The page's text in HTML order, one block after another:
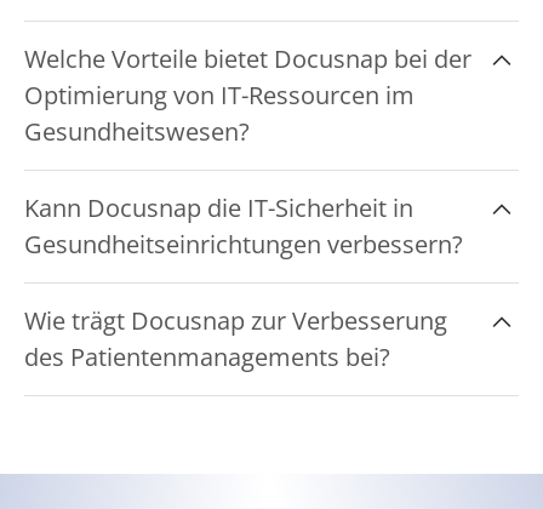
Gesundheitseinrichtungen die Einhaltung
strenger Datenschutz- und Compliance-
Vorgaben wie der DSGVO sicherstellen, indem
detaillierte Berichte und regelmäßige Audits
durchgeführt werden.
Welche Vorteile bietet Docusnap bei der
Optimierung von IT-Ressourcen im
Gesundheitswesen?
Nutzung und Auslastung von IT-Ressourcen,
was Gesundheitseinrichtungen bei der
optimalen Planung und Nutzung ihrer IT-
Infrastruktur unterstützt.
Kann Docusnap die IT-Sicherheit in
Gesundheitseinrichtungen verbessern?
Sicherheitsanalysen und Berichte, die
Gesundheitseinrichtungen helfen,
Sicherheitslücken zu erkennen und
Wie trägt Docusnap zur Verbesserung
des Patientenmanagements bei?
indem es eine zuverlässige Dokumentation und